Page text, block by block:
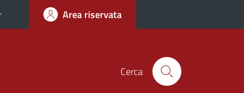
Area riservata
Cerca